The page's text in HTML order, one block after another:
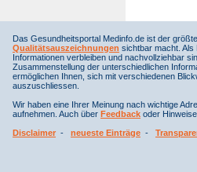
Das Gesundheitsportal Medinfo.de ist der
Qualitätsauszeichnungen sichtbar macht. Als
Informationen verbleiben und nachvollziehbar
Zusammenstellung der unterschiedlichen
ermöglichen Ihnen, sich mit verschiedenen
auszuschliessen.
Wir haben eine Ihrer Meinung nach wichtige
aufnehmen. Auch über Feedback oder
Disclaimer - neueste Einträge -